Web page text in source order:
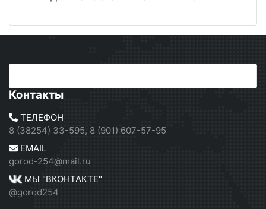
Контакты
ТЕЛЕФОН
8 (38254) 33-595, 8 (901) 607-57-95
EMAIL
gorod-254@mail.ru
МЫ "ВКОНТАКТЕ"
@gorod254